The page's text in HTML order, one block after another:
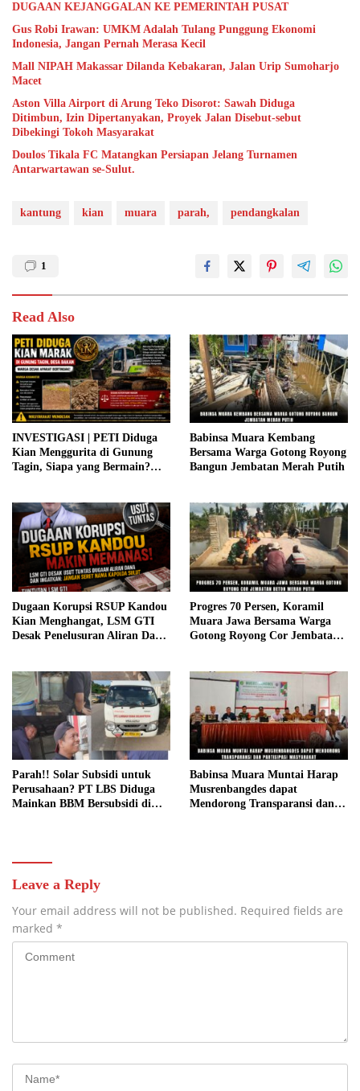
DUGAAN KEJANGGALAN KE PEMERINTAH PUSAT
Gus Robi Irawan: UMKM Adalah Tulang Punggung Ekonomi
Indonesia, Jangan Pernah Merasa Kecil
Mall NIPAH Makassar Dilanda Kebakaran, Jalan Urip Sumoharjo
Macet
Aston Villa Airport di Arung Teko Disorot: Sawah Diduga
Ditimbun, Izin Dipertanyakan, Proyek Jalan Disebut-sebut
Dibekingi Tokoh Masyarakat
Doulos Tikala FC Matangkan Persiapan Jelang Turnamen
Antarwartawan se-Sulut.
kantung kian muara parah, pendangkalan
1
Read Also
INVESTIGASI | PETI Diduga
Kian Menggurita di Gunung
Tagin, Siapa yang Bermain?
Babinsa Muara Kembang
Bersama Warga Gotong Royong
Bangun Jembatan Merah Putih
Dugaan Korupsi RSUP Kandou
Kian Menghangat, LSM GTI
Desak Penelusuran Aliran Dana
Progres 70 Persen, Koramil
Muara Jawa Bersama Warga
Gotong Royong Cor Jembatan
Parah!! Solar Subsidi untuk
Perusahaan? PT LBS Diduga
Mainkan BBM Bersubsidi di
Babinsa Muara Muntai Harap
Musrenbangdes dapat
Mendorong Transparansi dan
Leave a Reply
Your email address will not be published. Required fields are
marked *